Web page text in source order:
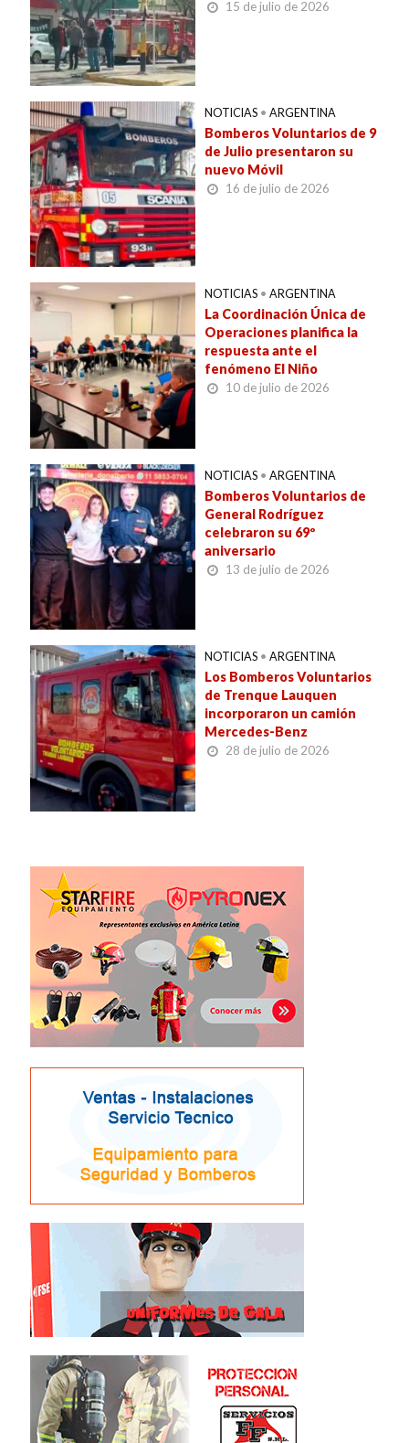
15 de julio de 2026
NOTICIAS • ARGENTINA
Bomberos Voluntarios de 9
de Julio presentaron su
nuevo Móvil
16 de julio de 2026
NOTICIAS • ARGENTINA
La Coordinación Única de
Operaciones planifica la
respuesta ante el
fenómeno El Niño
10 de julio de 2026
NOTICIAS • ARGENTINA
Bomberos Voluntarios de
General Rodríguez
celebraron su 69º
aniversario
13 de julio de 2026
NOTICIAS • ARGENTINA
Los Bomberos Voluntarios
de Trenque Lauquen
incorporaron un camión
Mercedes-Benz
28 de julio de 2026